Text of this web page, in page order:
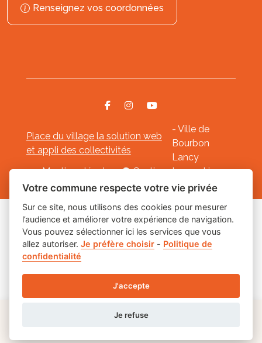
Renseignez vos coordonnées
Place du village la solution web
et appli des collectivités
- Ville de
Bourbon
Lancy
Mentions légales- Gestion des cookies
Les labels
Votre commune respecte votre vie privée
Sur ce site, nous utilisons des cookies pour mesurer
l’audience et améliorer votre expérience de navigation.
Vous pouvez sélectionner ici les services que vous
allez autoriser.Je préfère choisir - Politique de
confidentialité
J'accepte
Je refuse